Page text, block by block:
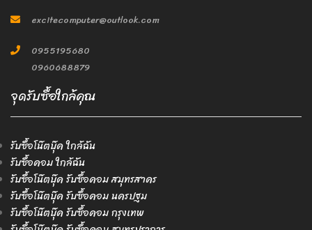
excitecomputer@outlook.com
0955195680
0960688879
จุดรับซื้อใกล้คุณ
รับซื้อโน๊ตบุ๊ค ใกล้ฉัน
รับซื้อคอม ใกล้ฉัน
รับซื้อโน๊ตบุ๊ค รับซื้อคอม สมุทรสาคร
รับซื้อโน๊ตบุ๊ค รับซื้อคอม นครปฐม
รับซื้อโน๊ตบุ๊ค รับซื้อคอม กรุงเทพ